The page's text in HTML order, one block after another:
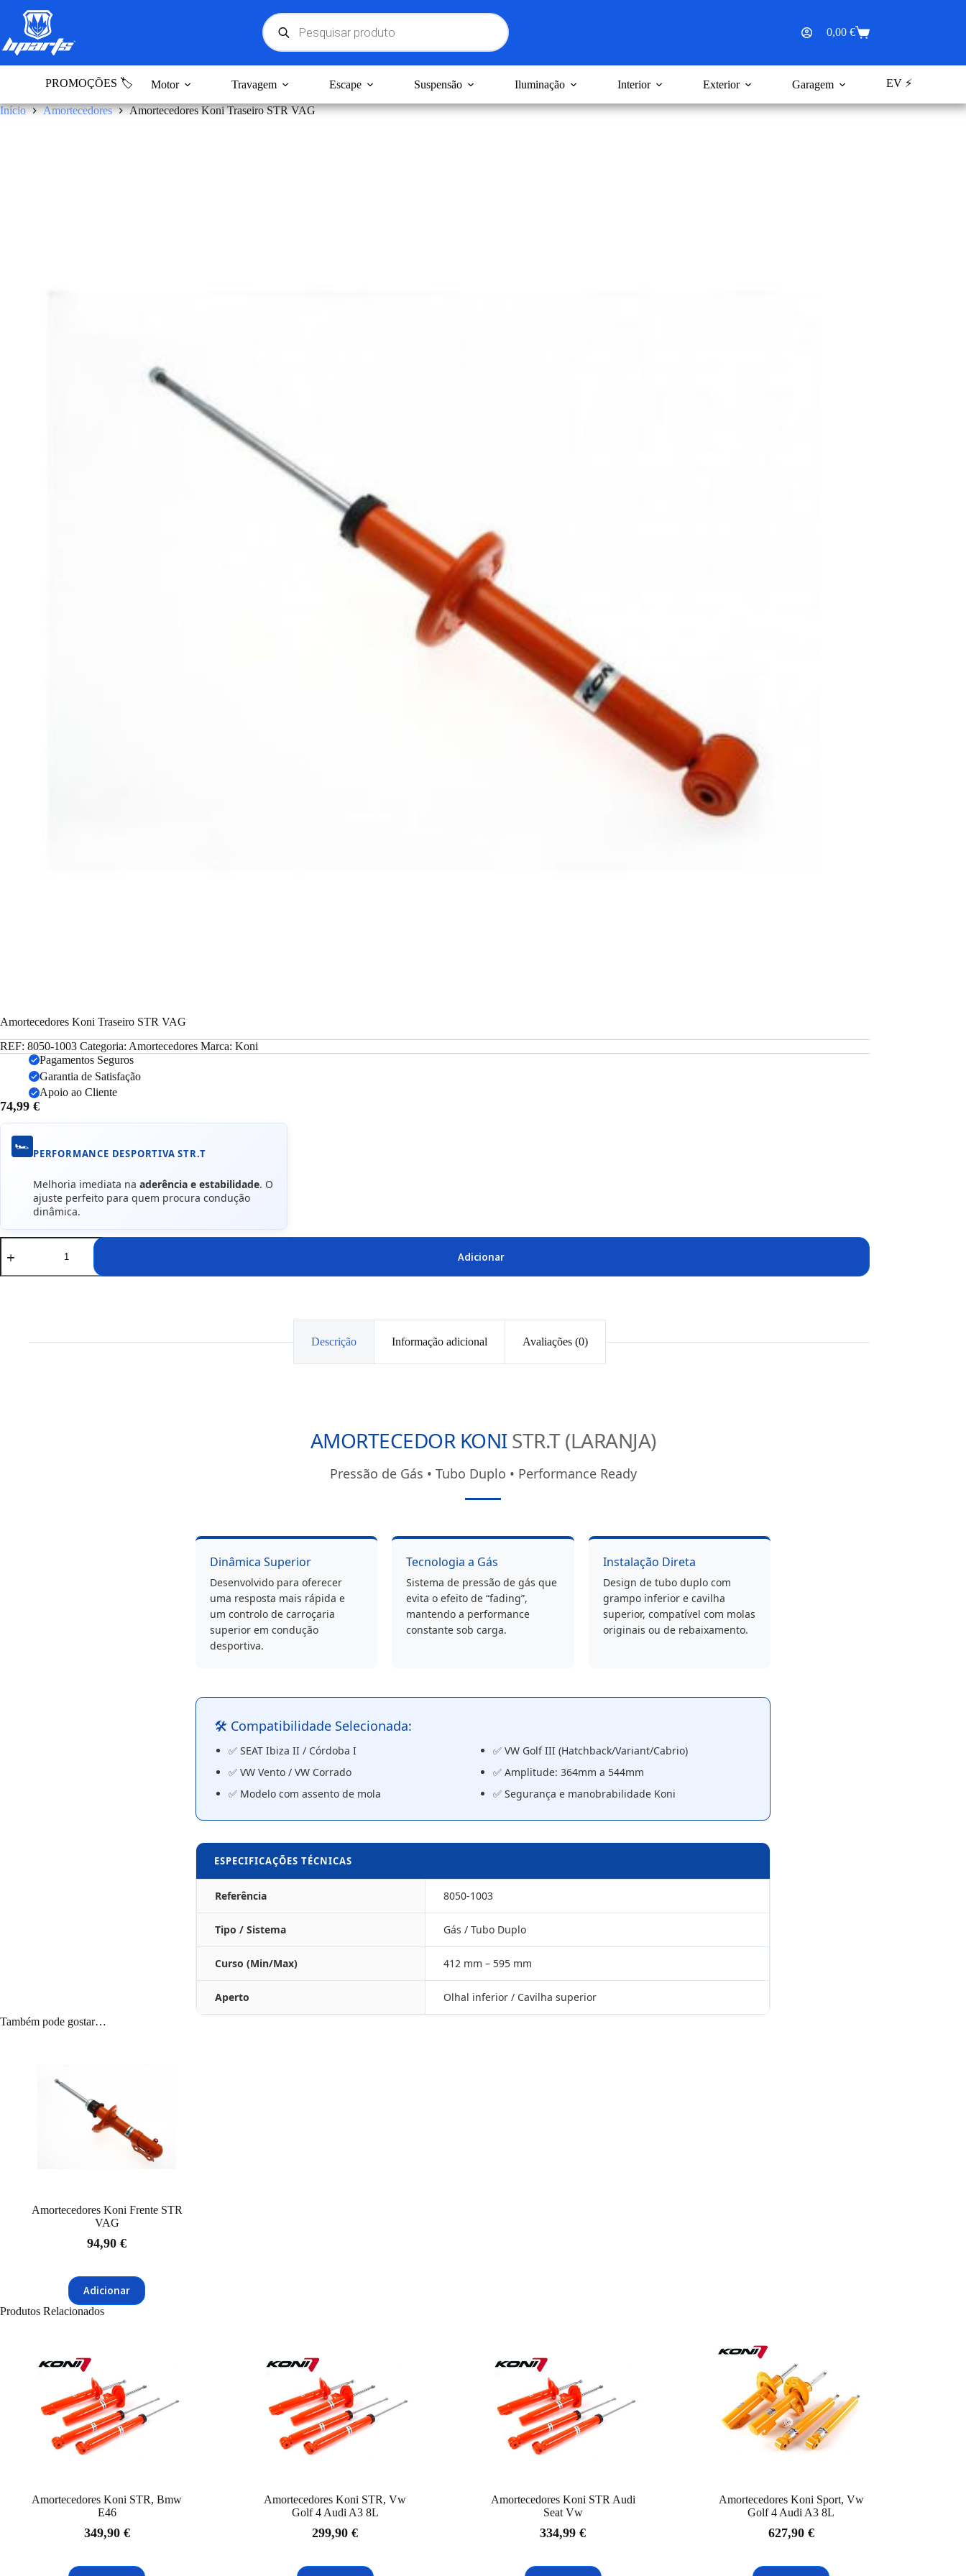
conteúdo
Products
search
Carrinho
compras
0,00 €
PROMOÇÕES 🏷️ Motor Travagem Escape Suspensão Iluminação Interior Exterior Garagem EV ⚡
Início Amortecedores Amortecedores Koni Traseiro STR VAG
Amortecedores Koni Traseiro STR VAG
REF: 8050-1003 Categoria: Amortecedores Marca: Koni
Pagamentos Seguros
Garantia de Satisfação
Apoio ao Cliente
74,99 €
🏎️
PERFORMANCE DESPORTIVA STR.T
Melhoria imediata na aderência e estabilidade. O
ajuste perfeito para quem procura condução
dinâmica.
Quantidade
de
Koni
Adicionar
Descrição Informação adicional Avaliações (0)
AMORTECEDOR KONISTR.T (LARANJA)
Pressão de Gás • Tubo Duplo • Performance Ready
Dinâmica Superior
Desenvolvido para oferecer
uma resposta mais rápida e
um controlo de carroçaria
superior em condução
desportiva.
Tecnologia a Gás
Sistema de pressão de gás que
evita o efeito de “fading”,
mantendo a performance
constante sob carga.
Instalação Direta
Design de tubo duplo com
grampo inferior e cavilha
superior, compatível com molas
originais ou de rebaixamento.
🛠️ Compatibilidade Selecionada:
✅ SEAT Ibiza II / Córdoba I
✅ VW Golf III (Hatchback/Variant/Cabrio)
✅ VW Vento / VW Corrado
✅ Amplitude: 364mm a 544mm
✅ Modelo com assento de mola
✅ Segurança e manobrabilidade Koni
ESPECIFICAÇÕES TÉCNICAS
Referência 8050-1003
Tipo / Sistema Gás / Tubo Duplo
Curso (Min/Max) 412 mm – 595 mm
Aperto Olhal inferior / Cavilha superior
Também pode gostar…
Amortecedores Koni Frente STR
VAG
94,90€
Adicionar
Produtos Relacionados
Amortecedores Koni STR, Bmw
E46
349,90 €
Amortecedores Koni STR, Vw
Golf 4 Audi A3 8L
299,90€
Amortecedores Koni STR Audi
Seat Vw
334,99€
Amortecedores Koni Sport, Vw
Golf 4 Audi A3 8L
627,90 €